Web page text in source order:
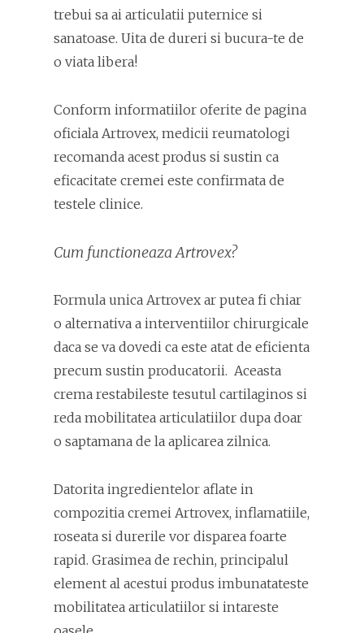
trebui sa ai articulatii puternice si
sanatoase. Uita de dureri si bucura-te de
o viata libera!
Conform informatiilor oferite de pagina
oficiala Artrovex, medicii reumatologi
recomanda acest produs si sustin ca
eficacitate cremei este confirmata de
testele clinice.
Cum functioneaza Artrovex?
Formula unica Artrovex ar putea fi chiar
o alternativa a interventiilor chirurgicale
daca se va dovedi ca este atat de eficienta
precum sustin producatorii. Aceasta
crema restabileste tesutul cartilaginos si
reda mobilitatea articulatiilor dupa doar
o saptamana de la aplicarea zilnica.
Datorita ingredientelor aflate in
compozitia cremei Artrovex, inflamatiile,
roseata si durerile vor disparea foarte
rapid. Grasimea de rechin, principalul
element al acestui produs imbunatateste
mobilitatea articulatiilor si intareste